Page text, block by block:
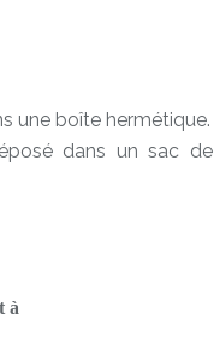
une boîte hermétique.
dans un sac de
à